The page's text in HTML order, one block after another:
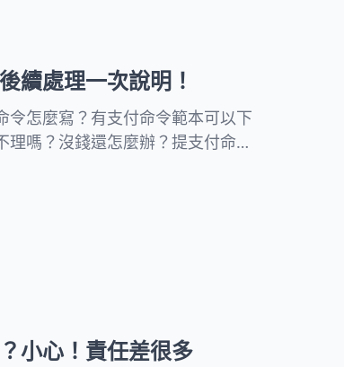
續處理一次說明！
令怎麼寫？有支付命令範本可以下
嗎？沒錢還怎麼辦？提支付命令
付命令的相關問題，律師一次解
小心！責任差很多